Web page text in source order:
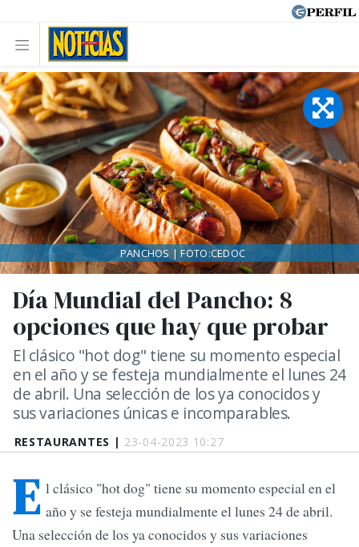
RESTAURANTES | 23-04-2023 10:27
Día Mundial del Pancho: 8
opciones que hay que probar
El clásico "hot dog" tiene su momento especial
en el año y se festeja mundialmente el lunes 24
de abril. Una selección de los ya conocidos y
sus variaciones únicas e incomparables.
PANCHOS | FOTO:CEDOC
E l clásico "hot dog" tiene su momento especial en el
año y se festeja mundialmente el lunes 24 de abril.
Una selección de los ya conocidos y sus variaciones